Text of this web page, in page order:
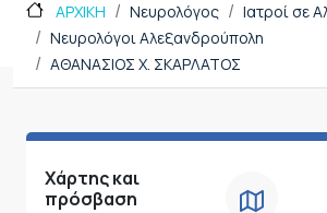
ΑΡΧΙΚΗ Νευρολόγος
Ιατροί σε
Νευρολόγοι Αλεξανδρούπολη
ΑΘΑΝΑΣΙΟΣ Χ. ΣΚΑΡΛΑΤΟΣ
Χάρτης και
πρόσβαση